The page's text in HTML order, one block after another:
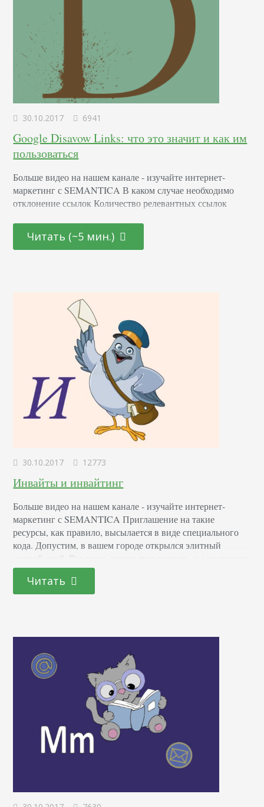
30.10.2017 6941
Google Disavow Links: что это значит и как им
пользоваться
Больше видео на нашем канале - изучайте интернет-
маркетинг с SEMANTICA В каком случае необходимо
отклонение ссылок Количество релевантных ссылок
Чем их больше — тем лучше. Иногда на продвижении
этот факт сказывается положительно, иногда —
Читать (~5 мин.)
30.10.2017 12773
Инвайты и инвайтинг
Больше видео на нашем канале - изучайте интернет-
маркетинг с SEMANTICA Приглашение на такие
ресурсы, как правило, высылается в виде специального
кода. Допустим, в вашем городе открылся элитный
ночной клуб. Вы очень хотите туда попасть, но не можете
пройти фейс-контроль. На входе охрана требует с вас
приглашение. Нет приглашения — нет доступа в клуб. Но
у вас есть товарищ, у которого…
Читать